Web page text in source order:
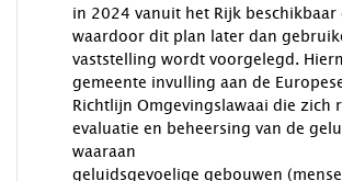
in 2024 vanuit het Rijk beschikbaar
waardoor dit plan later dan
vaststelling wordt voorgelegd.
gemeente invulling aan de
Richtlijn Omgevingslawaai die zich
evaluatie en beheersing van de
waaraan
geluidsgevoelige gebouwen